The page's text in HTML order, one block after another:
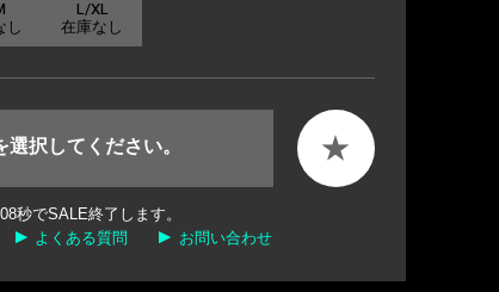
し
L/XL
在庫なし
選択してください。 ★
07秒でSALE終了します。
よくある質問 お問い合わせ